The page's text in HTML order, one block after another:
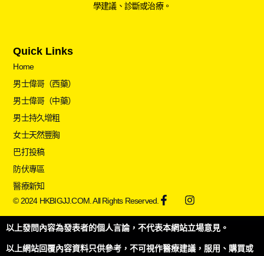
學建議、診斷或治療。
Quick Links
Home
男士偉哥（西藥）
男士偉哥（中藥）
男士持久增粗
女士天然豐胸
巴打投稿
防伏專區
醫療新知
© 2024 HKBIGJJ.COM. All Rights Reserved.
以上發問內容為發表者的個人言論，不代表本網站立場意見。
以上網站回覆內容資料只供參考，不可視作醫療建議，服用、購買或